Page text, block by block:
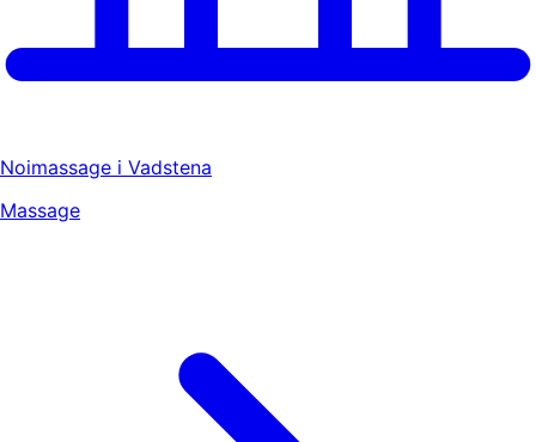
Noimassage i Vadstena
Massage